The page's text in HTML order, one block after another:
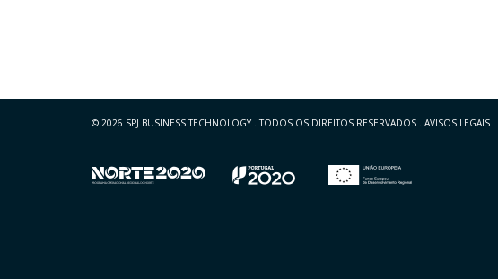
© 2026 SPJ BUSINESS TECHNOLOGY . TODOS OS DIREITOS RESERVADOS . AVISOS LEGAIS .